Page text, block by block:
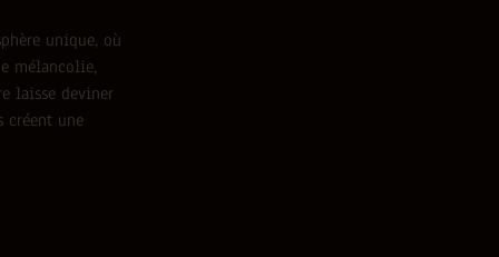
unique, où
mélancolie,
laisse deviner
créent une